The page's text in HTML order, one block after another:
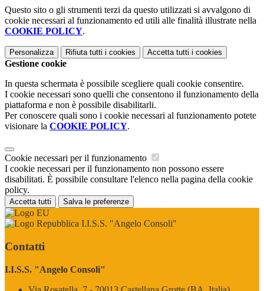
Questo sito o gli strumenti terzi da questo utilizzati si avvalgono di
cookie necessari al funzionamento ed utili alle finalità illustrate nella
COOKIE POLICY.
Personalizza Rifiuta tutti i cookies Accetta tutti i cookies
Gestione cookie
In questa schermata è possibile scegliere quali cookie consentire.
I cookie necessari sono quelli che consentono il funzionamento della
piattaforma e non è possibile disabilitarli.
Per conoscere quali sono i cookie necessari al funzionamento potete
visionare la COOKIE POLICY.
Cookie necessari per il funzionamento
I cookie necessari per il funzionamento non possono essere
disabilitati. È possibile consultare l'elenco nella pagina della cookie
policy.
Accetta tutti Salva le preferenze
I.I.S.S. "Angelo Consoli"
Contatti
I.I.S.S. "Angelo Consoli"